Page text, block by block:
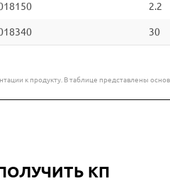
2.2
30
к продукту. В таблице представлены
КП